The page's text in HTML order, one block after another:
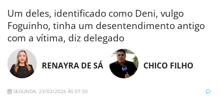
Um deles, identificado como Deni, vulgo
Foguinho, tinha um desentendimento antigo
com a vítima, diz delegado
RENAYRA DE SÁ CHICO FILHO
SEGUNDA, 23/03/2026 ÀS 07:50